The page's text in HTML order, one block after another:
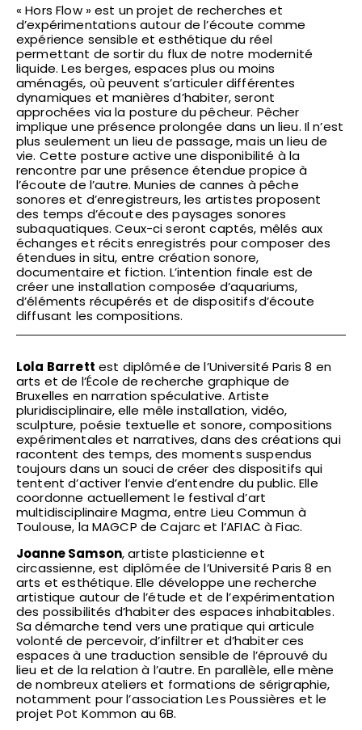
« Hors Flow » est un projet de recherches et
d’expérimentations autour de l’écoute comme
expérience sensible et esthétique du réel
permettant de sortir du flux de notre modernité
liquide. Les berges, espaces plus ou moins
aménagés, où peuvent s’articuler différentes
dynamiques et manières d’habiter, seront
approchées via la posture du pêcheur. Pêcher
implique une présence prolongée dans un lieu. Il n’est
plus seulement un lieu de passage, mais un lieu de
vie. Cette posture active une disponibilité à la
rencontre par une présence étendue propice à
l’écoute de l’autre. Munies de cannes à pêche
sonores et d’enregistreurs, les artistes proposent
des temps d’écoute des paysages sonores
subaquatiques. Ceux-ci seront captés, mêlés aux
échanges et récits enregistrés pour composer des
étendues in situ, entre création sonore,
documentaire et fiction. L’intention finale est de
créer une installation composée d’aquariums,
d’éléments récupérés et de dispositifs d’écoute
diffusant les compositions.
Lola Barrett est diplômée de l’Université Paris 8 en
arts et de l’École de recherche graphique de
Bruxelles en narration spéculative. Artiste
pluridisciplinaire, elle mêle installation, vidéo,
sculpture, poésie textuelle et sonore, compositions
expérimentales et narratives, dans des créations qui
racontent des temps, des moments suspendus
toujours dans un souci de créer des dispositifs qui
tentent d’activer l’envie d’entendre du public. Elle
coordonne actuellement le festival d’art
multidisciplinaire Magma, entre Lieu Commun à
Toulouse, la MAGCP de Cajarc et l’AFIAC à Fiac.
Joanne Samson, artiste plasticienne et
circassienne, est diplômée de l’Université Paris 8 en
arts et esthétique. Elle développe une recherche
artistique autour de l’étude et de l’expérimentation
des possibilités d’habiter des espaces inhabitables.
Sa démarche tend vers une pratique qui articule
volonté de percevoir, d’infiltrer et d’habiter ces
espaces à une traduction sensible de l’éprouvé du
lieu et de la relation à l’autre. En parallèle, elle mène
de nombreux ateliers et formations de sérigraphie,
notamment pour l’association Les Poussières et le
projet Pot Kommon au 6B.